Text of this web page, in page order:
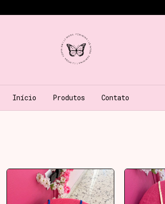
Início Produtos Contato